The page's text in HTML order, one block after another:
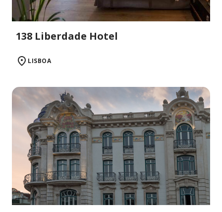
138 Liberdade Hotel
LISBOA